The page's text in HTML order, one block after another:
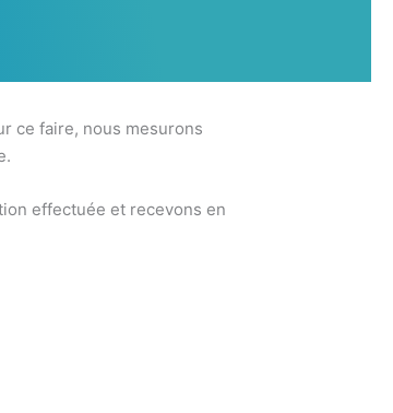
ce faire, nous mesurons
effectuée et recevons en